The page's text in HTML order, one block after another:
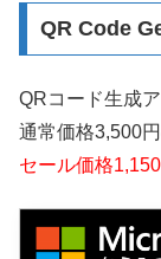
QR Code
QRコード生成
通常価格3,500円
セール価格